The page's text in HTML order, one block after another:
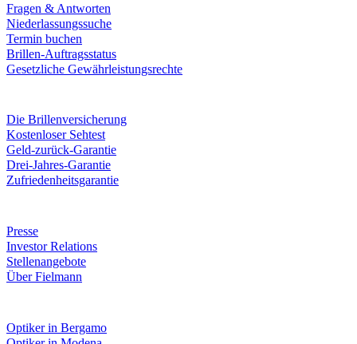
Fragen & Antworten
Niederlassungssuche
Termin buchen
Brillen-Auftragsstatus
Gesetzliche Gewährleistungsrechte
Die Brillenversicherung
Kostenloser Sehtest
Geld-zurück-Garantie
Drei-Jahres-Garantie
Zufriedenheitsgarantie
Presse
Investor Relations
Stellenangebote
Über Fielmann
Optiker in Bergamo